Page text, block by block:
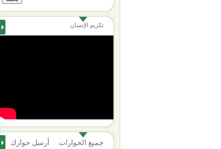
تكريم الإنسان
أرسل حوارك جميع الحوارات